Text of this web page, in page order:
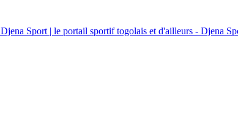
Djena Sport | le portail sportif togolais et d'ailleurs - Djena